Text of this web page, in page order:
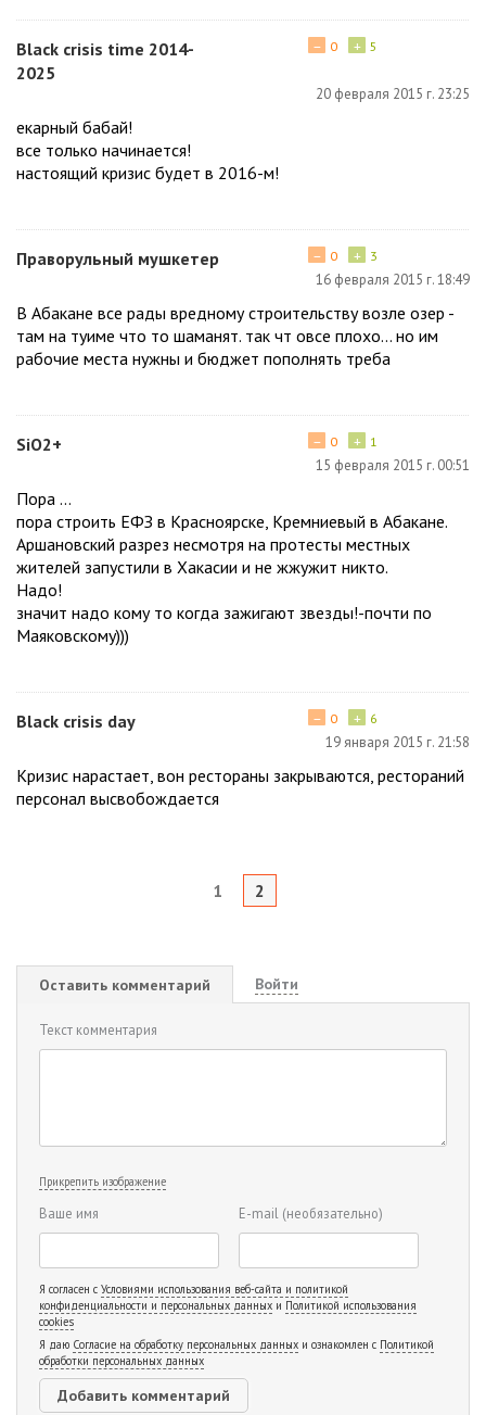
Black crisis time 2014-
2025
+ 5
− 0
20 февраля 2015 г. 23:25
екарный бабай!
все только начинается!
настоящий кризис будет в 2016-м!
Праворульный мушкетер + 3
− 0
16 февраля 2015 г. 18:49
В Абакане все рады вредному строительству возле озер -
там на туиме что то шаманят. так чт овсе плохо... но им
рабочие места нужны и бюджет пополнять треба
SiO2+ + 1
− 0
15 февраля 2015 г. 00:51
Пора ...
пора строить ЕФЗ в Красноярске, Кремниевый в Абакане.
Аршановский разрез несмотря на протесты местных
жителей запустили в Хакасии и не жжужит никто.
Надо!
значит надо кому то когда зажигают звезды!-почти по
Маяковскому)))
Black crisis day + 6
− 0
19 января 2015 г. 21:58
Кризис нарастает, вон рестораны закрываются, рестораний
персонал высвобождается
1 2
Оставить комментарий Войти
Текст комментария
Прикрепить изображение
Ваше имя E-mail (необязательно)
Я согласен с Условиями использования веб-сайта и политикой
конфиденциальности и персональных данных и Политикой использования
cookies
Я даю Согласие на обработку персональных данных и ознакомлен с Политикой
обработки персональных данных